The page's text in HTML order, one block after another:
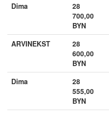
Dima
28
700,00
BYN
ARVINEKST
28
600,00
BYN
Dima
28
555,00
BYN